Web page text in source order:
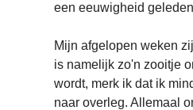
een eeuwigheid
Mijn afgelopen weken
is namelijk zo'n zooitje
wordt, merk ik dat ik
naar overleg. Allemaal